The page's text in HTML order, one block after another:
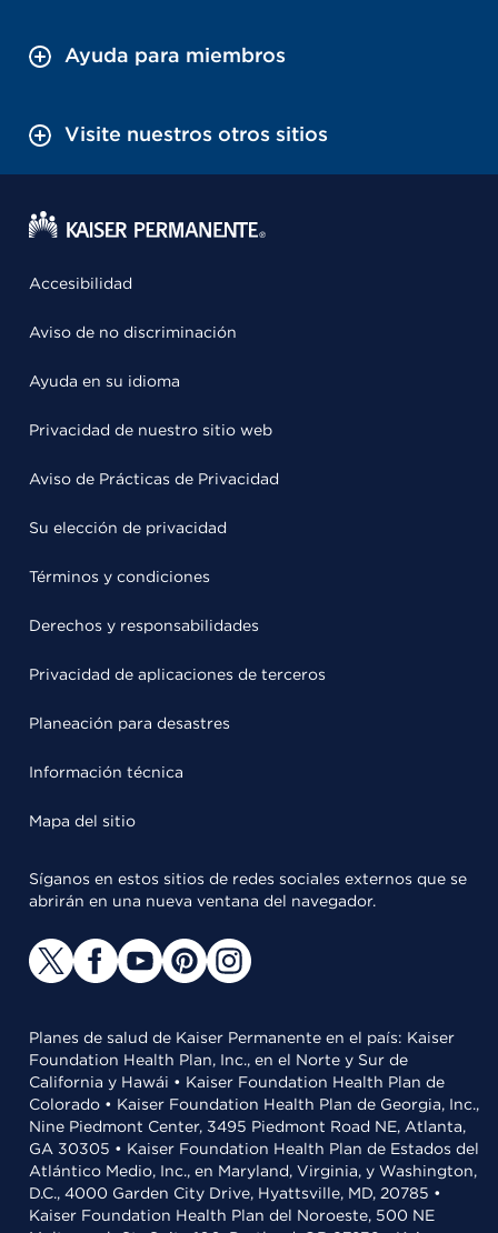
Ayuda para miembros
Visite nuestros otros sitios
Accesibilidad
Aviso de no discriminación
Ayuda en su idioma
Privacidad de nuestro sitio web
Aviso de Prácticas de Privacidad
Su elección de privacidad
Términos y condiciones
Derechos y responsabilidades
Privacidad de aplicaciones de terceros
Planeación para desastres
Información técnica
Mapa del sitio
Síganos en estos sitios de redes sociales externos que se
abrirán en una nueva ventana del navegador.
Planes de salud de Kaiser Permanente en el país: Kaiser
Foundation Health Plan, Inc., en el Norte y Sur de
California y Hawái • Kaiser Foundation Health Plan de
Colorado • Kaiser Foundation Health Plan de Georgia, Inc.,
Nine Piedmont Center, 3495 Piedmont Road NE, Atlanta,
GA 30305 • Kaiser Foundation Health Plan de Estados del
Atlántico Medio, Inc., en Maryland, Virginia, y Washington,
D.C., 4000 Garden City Drive, Hyattsville, MD, 20785 •
Kaiser Foundation Health Plan del Noroeste, 500 NE